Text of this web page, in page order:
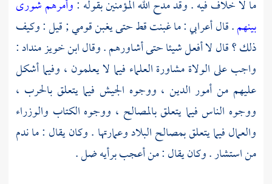
ما لا خلاف فيه . وقد مدح الله المؤمنين بقوله :وأمرهم شورى
بينهم. قال أعرابي : ما غبنت قط حتى يغبن قومي ; قيل : وكيف
ذلك ؟ قال لا أفعل شيئا حتى أشاورهم . وقالابن خويز منداد:
واجب على الولاة مشاورة العلماء فيما لا يعلمون ، وفيما أشكل
عليهم من أمور الدين ، ووجوه الجيش فيما يتعلق بالحرب ،
ووجوه الناس فيما يتعلق بالمصالح ، ووجوه الكتاب والوزراء
والعمال فيما يتعلق بمصالح البلاد وعمارتها . وكان يقال : ما ندم
من استشار . وكان يقال : من أعجب برأيه ضل .